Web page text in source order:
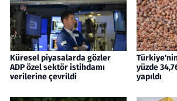
Küresel piyasalarda gözler
ADP özel sektör istihdamı
verilerine çevrildi
Türkiye'nin
yüzde
yapıldı